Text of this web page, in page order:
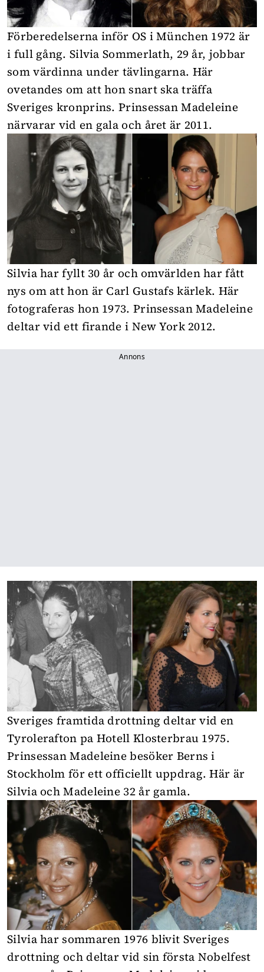
Förberedelserna inför OS i München 1972 är
i full gång. Silvia Sommerlath, 29 år, jobbar
som värdinna under tävlingarna. Här
ovetandes om att hon snart ska träffa
Sveriges kronprins. Prinsessan Madeleine
närvarar vid en gala och året är 2011.
Silvia har fyllt 30 år och omvärlden har fått
nys om att hon är Carl Gustafs kärlek. Här
fotograferas hon 1973. Prinsessan Madeleine
deltar vid ett firande i New York 2012.
Annons
Sveriges framtida drottning deltar vid en
Tyrolerafton pa Hotell Klosterbrau 1975.
Prinsessan Madeleine besöker Berns i
Stockholm för ett officiellt uppdrag. Här är
Silvia och Madeleine 32 år gamla.
Silvia har sommaren 1976 blivit Sveriges
drottning och deltar vid sin första Nobelfest